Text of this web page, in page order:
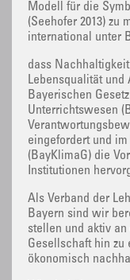
Modell für die
(Seehofer 2013) zu
international unter
dass
Lebensqualität
Bayerischen
Unterrichtswesen
eingefordert und
(BayKlimaG) die
Institutionen
Als Verband der
Bayern sind wir
stellen und aktiv
Gesellschaft hin zu
ökonomisch